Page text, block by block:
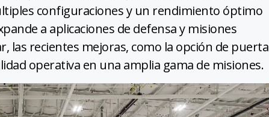
configuraciones y un rendimiento óptimo
a aplicaciones de defensa y misiones
las recientes mejoras, como la opción de puerta
operativa en una amplia gama de misiones.